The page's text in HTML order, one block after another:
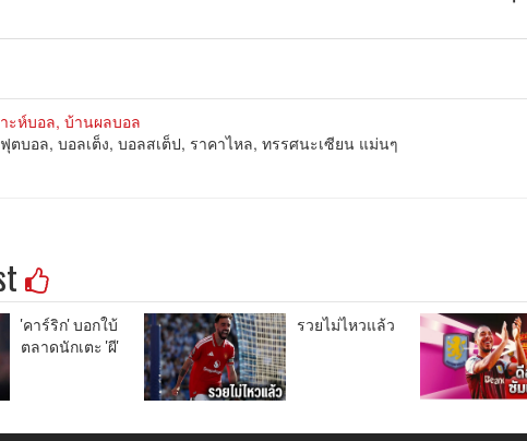
ะห์บอล, บ้านผลบอล
ตบอล, บอลเต็ง, บอลสเต็ป, ราคาไหล, ทรรศนะเซียน แม่นๆ
'คาร์ริก' บอกใบ้
ตลาดนักเตะ 'ผี'
รวยไม่ไหวแล้ว